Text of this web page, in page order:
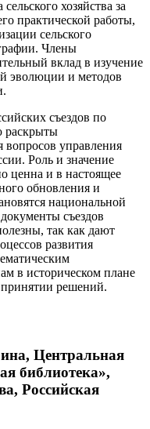
хозяйства за
практической работы,
сельского
Члены
вклад в изучение
эволюции и методов
съездов по
раскрыты
управления
Роль и значение
ценна и в настоящее
обновления и
национальной
съездов
так как дают
развития
в историческом плане
решений.
Центральная
библиотека»,
Российская